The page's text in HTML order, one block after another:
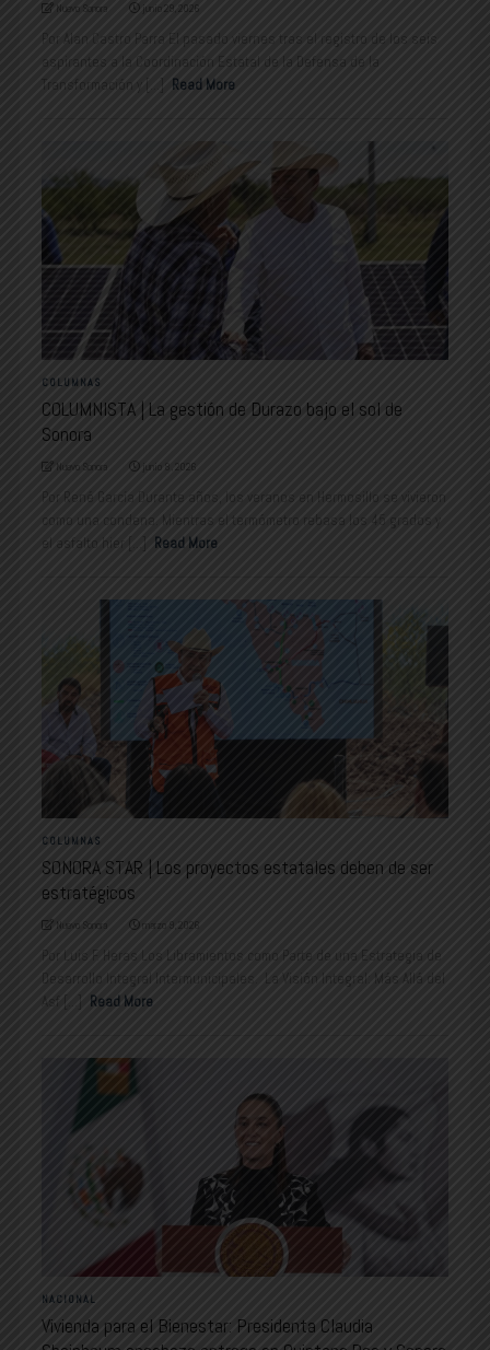
Nuevo Sonora junio 29, 2026
Por Alan Castro Parra El pasado viernes tras el registro de los seis
aspirantes a la Coordinación Estatal de la Defensa de la
Transformación y [...]
Read More
COLUMNAS
COLUMNISTA | La gestión de Durazo bajo el sol de
Sonora
Nuevo Sonora junio 8, 2026
Por René García Durante años, los veranos en Hermosillo se vivieron
como una condena. Mientras el termómetro rebasa los 45 grados y
el asfalto hier [...]
Read More
COLUMNAS
SONORA STAR | Los proyectos estatales deben de ser
estratégicos
Nuevo Sonora marzo 9, 2026
Por Luis F. Heras Los Libramientos como Parte de una Estrategia de
Desarrollo Integral Intermunicipales. La Visión Integral: Más Allá del
Asf [...]
Read More
NACIONAL
Vivienda para el Bienestar: Presidenta Claudia